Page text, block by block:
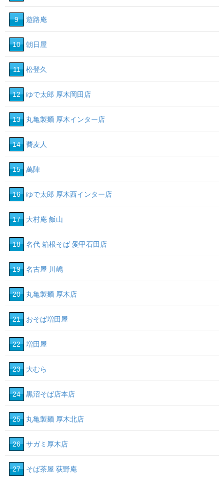
9 遊路庵
10 朝日屋
11 松登久
12 ゆで太郎 厚木岡田店
13 丸亀製麺 厚木インター店
14 蕎麦人
15 萬陣
16 ゆで太郎 厚木西インター店
17 大村庵 飯山
18 名代 箱根そば 愛甲石田店
19 名古屋 川嶋
20 丸亀製麺 厚木店
21 おそば増田屋
22 増田屋
23 大むら
24 黒沼そば店本店
25 丸亀製麺 厚木北店
26 サガミ厚木店
27 そば茶屋 荻野庵